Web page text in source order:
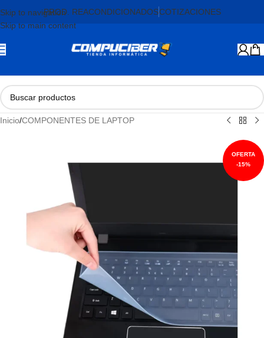
Skip to navigation
Skip to main content
PROD. REACONDICIONADOSCOTIZACIONES
Inicio/COMPONENTES DE LAPTOP
-15%